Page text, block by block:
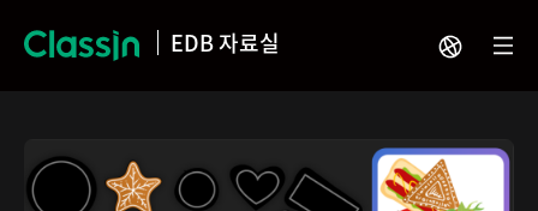
EDB 자료실